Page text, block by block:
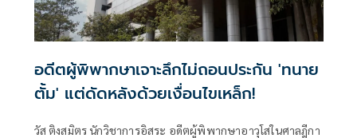
อดีตผู้พิพากษาเจาะลึกไม่ถอนประกัน 'ทนาย
ตั้ม' แต่ดัดหลังด้วยเงื่อนไขเหล็ก!
วัส ติงสมิตร นักวิชาการอิสระ อดีตผู้พิพากษาอาวุโสในศาลฎีกา